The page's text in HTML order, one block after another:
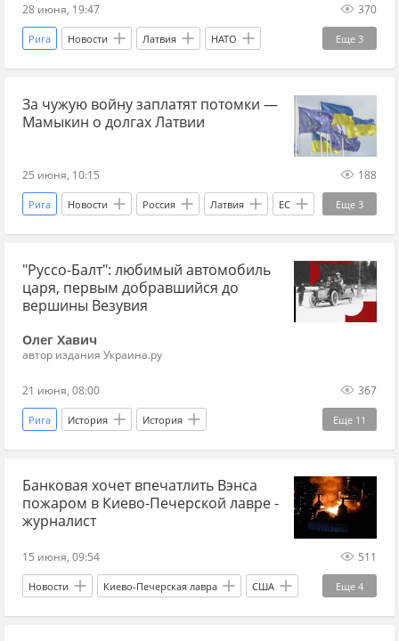
28 июня, 19:47 370
Еще 3
Рига Новости Латвия НАТО
Прибалтика ИИ (искусственный интеллект)
Мир без границ
За чужую войну заплатят потомки —
Мамыкин о долгах Латвии
25 июня, 10:15 188
Еще 3
Рига Новости Россия Латвия ЕС
Дональд Трамп Европарламент
Мир без границ
"Руссо-Балт": любимый автомобиль
царя, первым добравшийся до
вершины Везувия
Олег Хавич
автор издания Украина.ру
21 июня, 08:00 367
Еще 11
Рига История История
Российская империя Россия Николай II
Генштаб Ижорские заводы 1910-е
1900-е автомобили автотранспорт
Банковая хочет впечатлить Вэнса
пожаром в Киево-Печерской лавре -
журналист
15 июня, 09:54 511
Еще 4
Новости Киево-Печерская лавра США
Россия Джей Ди Вэнс Украина.ру